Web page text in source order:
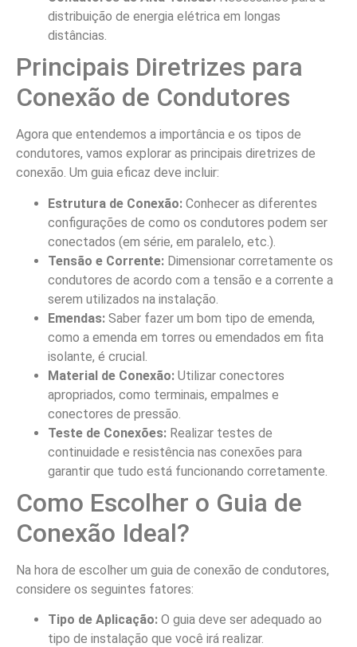
distribuição de energia elétrica em longas
distâncias.
Principais Diretrizes para
Conexão de Condutores
Agora que entendemos a importância e os tipos de
condutores, vamos explorar as principais diretrizes de
conexão. Um guia eficaz deve incluir:
Estrutura de Conexão: Conhecer as diferentes
configurações de como os condutores podem ser
conectados (em série, em paralelo, etc.).
Tensão e Corrente: Dimensionar corretamente os
condutores de acordo com a tensão e a corrente a
serem utilizados na instalação.
Emendas: Saber fazer um bom tipo de emenda,
como a emenda em torres ou emendados em fita
isolante, é crucial.
Material de Conexão: Utilizar conectores
apropriados, como terminais, empalmes e
conectores de pressão.
Teste de Conexões: Realizar testes de
continuidade e resistência nas conexões para
garantir que tudo está funcionando corretamente.
Como Escolher o Guia de
Conexão Ideal?
Na hora de escolher um guia de conexão de condutores,
considere os seguintes fatores:
Tipo de Aplicação: O guia deve ser adequado ao
tipo de instalação que você irá realizar.